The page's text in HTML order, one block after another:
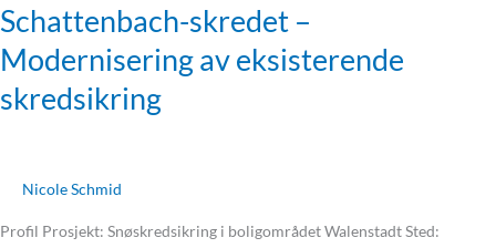
Schattenbach-skredet –
Modernisering av eksisterende
skredsikring
Nicole Schmid
Profil Prosjekt: Snøskredsikring i boligområdet Walenstadt Sted: